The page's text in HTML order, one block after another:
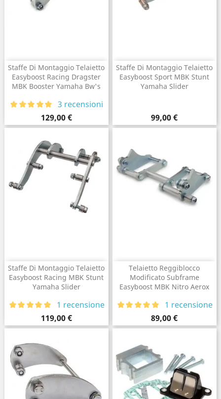
Staffe Di Montaggio Telaietto
Easyboost Racing Dragster
MBK Booster Yamaha Bw's
Prezzo
129,00 €
3 recensioni
Staffe Di Montaggio Telaietto
Easyboost Sport MBK Stunt
Yamaha Slider
Prezzo
99,00 €
Staffe Di Montaggio Telaietto
Easyboost Racing MBK Stunt
Yamaha Slider
Prezzo
119,00 €
1 recensione
Telaietto Reggiblocco
Modificato Subframe
Easyboost MBK Nitro Aerox
Prezzo
89,00 €
1 recensione